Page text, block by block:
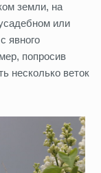
земли, на
или
явного
попросив
несколько веток